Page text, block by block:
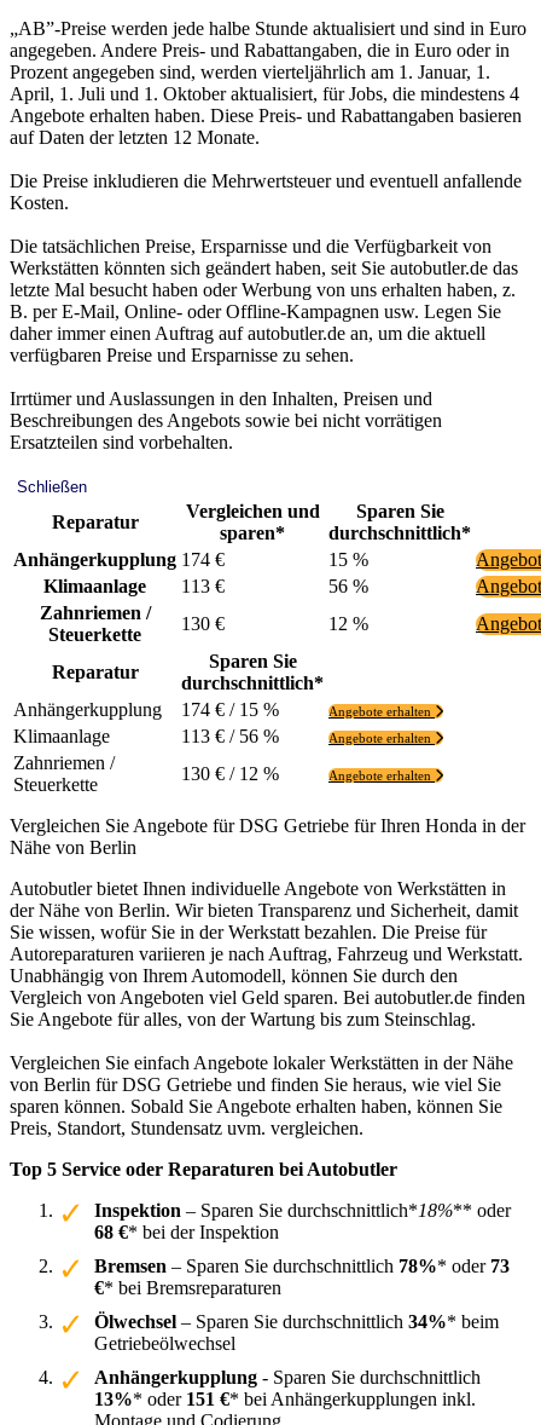
„AB”-Preise werden jede halbe Stunde aktualisiert und sind in Euro
angegeben. Andere Preis- und Rabattangaben, die in Euro oder in
Prozent angegeben sind, werden vierteljährlich am 1. Januar, 1.
April, 1. Juli und 1. Oktober aktualisiert, für Jobs, die mindestens 4
Angebote erhalten haben. Diese Preis- und Rabattangaben basieren
auf Daten der letzten 12 Monate.
Die Preise inkludieren die Mehrwertsteuer und eventuell anfallende
Kosten.
Die tatsächlichen Preise, Ersparnisse und die Verfügbarkeit von
Werkstätten könnten sich geändert haben, seit Sie autobutler.de das
letzte Mal besucht haben oder Werbung von uns erhalten haben, z.
B. per E-Mail, Online- oder Offline-Kampagnen usw. Legen Sie
daher immer einen Auftrag auf autobutler.de an, um die aktuell
verfügbaren Preise und Ersparnisse zu sehen.
Irrtümer und Auslassungen in den Inhalten, Preisen und
Beschreibungen des Angebots sowie bei nicht vorrätigen
Ersatzteilen sind vorbehalten.
Schließen
Reparatur
Vergleichen und
sparen*
Sparen Sie
durchschnittlich*
Anhängerkupplung 174 € 15 %
Klimaanlage
113 € 56 %
Zahnriemen /
Steuerkette
130 € 12 %
Reparatur
Sparen Sie
durchschnittlich*
Anhängerkupplung
174 € / 15 % Angebote erhalten
Klimaanlage 113 € / 56 % Angebote erhalten
Zahnriemen /
Steuerkette
130 € / 12 % Angebote erhalten
Vergleichen Sie Angebote für DSG Getriebe für Ihren Honda in der
Nähe von Berlin
Autobutler bietet Ihnen individuelle Angebote von Werkstätten in
der Nähe von Berlin. Wir bieten Transparenz und Sicherheit, damit
Sie wissen, wofür Sie in der Werkstatt bezahlen. Die Preise für
Autoreparaturen variieren je nach Auftrag, Fahrzeug und Werkstatt.
Unabhängig von Ihrem Automodell, können Sie durch den
Vergleich von Angeboten viel Geld sparen. Bei autobutler.de finden
Sie Angebote für alles, von der Wartung bis zum Steinschlag.
Vergleichen Sie einfach Angebote lokaler Werkstätten in der Nähe
von Berlin für DSG Getriebe und finden Sie heraus, wie viel Sie
sparen können. Sobald Sie Angebote erhalten haben, können Sie
Preis, Standort, Stundensatz uvm. vergleichen.
Top 5 Service oder Reparaturen bei Autobutler
Inspektion – Sparen Sie durchschnittlich*18%** oder
68 €* bei der Inspektion
Bremsen – Sparen Sie durchschnittlich 78%* oder 73
€* bei Bremsreparaturen
Ölwechsel – Sparen Sie durchschnittlich 34%* beim
Getriebeölwechsel
Anhängerkupplung - Sparen Sie durchschnittlich
13%* oder 151 €* bei Anhängerkupplungen inkl.
Montage und Codierung